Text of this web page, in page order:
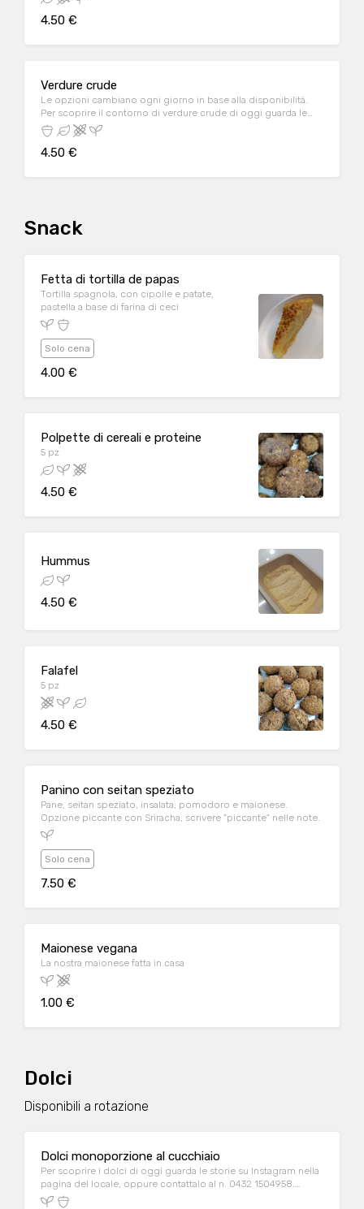
al n. 0432 1504958
4.50 €
Verdure crude
Le opzioni cambiano ogni giorno in base alla disponibilità.
Per scoprire il contorno di verdure crude di oggi guarda le
storie su Instagram nella pagina del locale, oppure contattalo
al n. 0432 1504958
4.50 €
Snack
Fetta di tortilla de papas
Tortilla spagnola, con cipolle e patate,
pastella a base di farina di ceci
Solo cena
4.00 €
Polpette di cereali e proteine
5 pz
4.50 €
Hummus
4.50 €
Falafel
5 pz
4.50 €
Panino con seitan speziato
Pane, seitan speziato, insalata, pomodoro e maionese.
Opzione piccante con Sriracha, scrivere "piccante" nelle note.
Solo cena
7.50 €
Maionese vegana
La nostra maionese fatta in casa
1.00 €
Dolci
Disponibili a rotazione
Dolci monoporzione al cucchiaio
Per scoprire i dolci di oggi guarda le storie su Instagram nella
pagina del locale, oppure contattalo al n. 0432 1504958.
Specificare senza glutine nelle note se si desidera questa